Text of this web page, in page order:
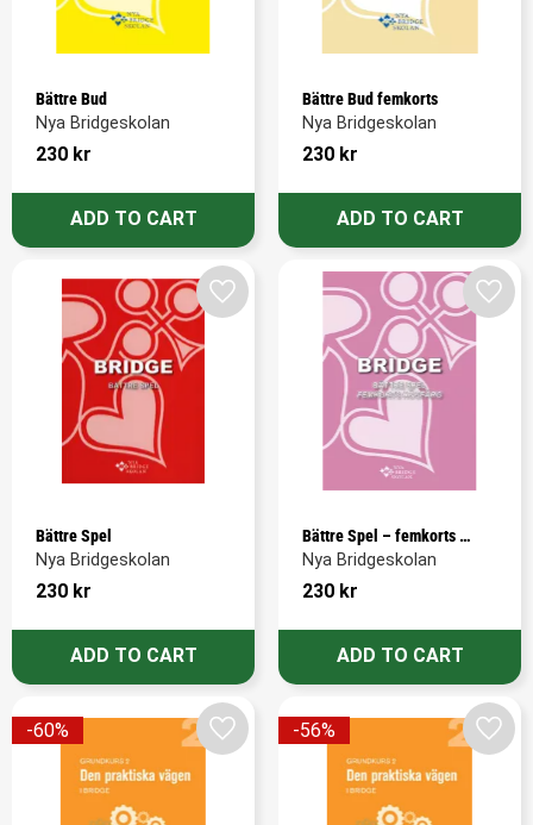
Bättre Bud
Nya Bridgeskolan
230 kr
Bättre Bud femkorts
Nya Bridgeskolan
230 kr
Bättre Spel
Nya Bridgeskolan
230 kr
Add to favorites
Bättre Spel – femkorts
högfärg
Nya Bridgeskolan
230 kr
Add
60%
Add to favorites
56%
Add